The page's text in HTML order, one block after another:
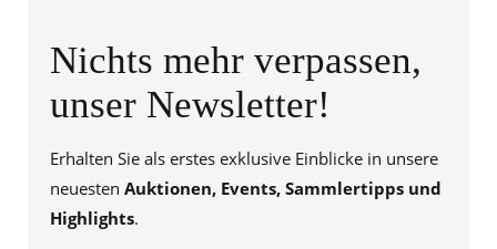
Nichts mehr verpassen,
unser Newsletter!
Erhalten Sie als erstes exklusive Einblicke in unsere
neuesten Auktionen, Events, Sammlertipps und
Highlights.